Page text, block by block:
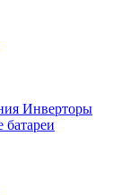
Инверторы